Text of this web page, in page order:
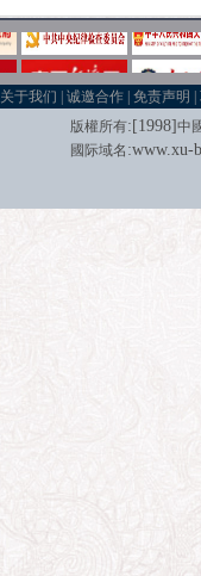
关于我们 |诚邀合作 |免责声明 |
版權所有:[1998]中
國际域名 :www.xu-